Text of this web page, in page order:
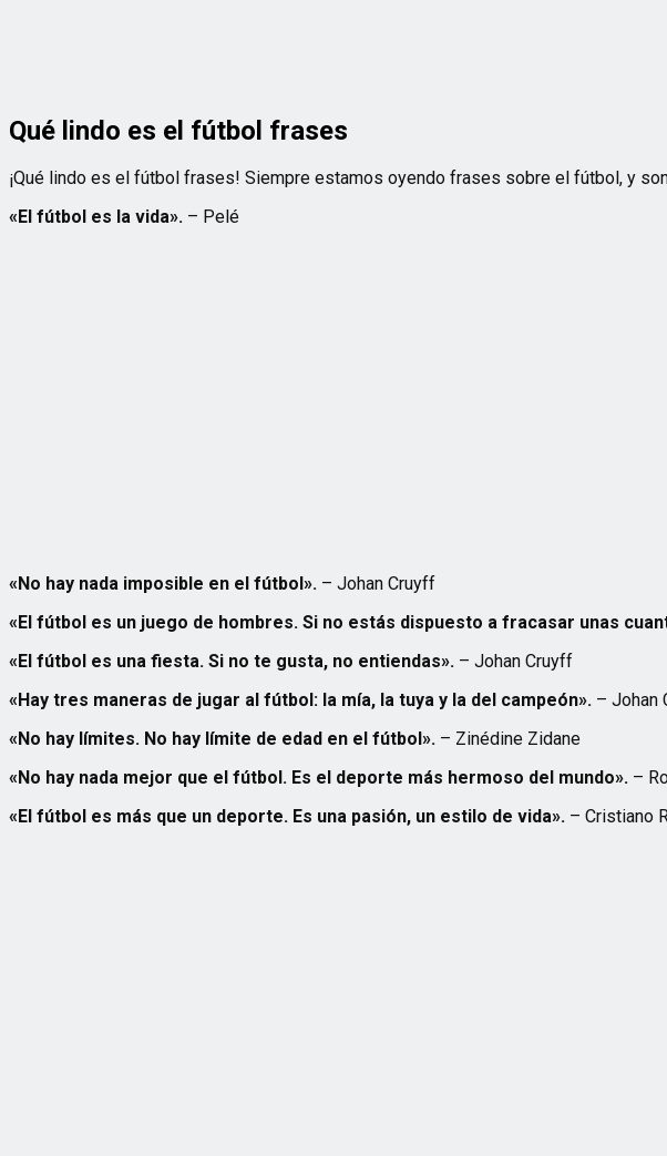
Qué lindo es el fútbol frases
¡Qué lindo es el fútbol frases! Siempre estamos oyendo frases sobre el fútbol, y
«El fútbol es la vida». – Pelé
«No hay nada imposible en el fútbol». – Johan Cruyff
«El fútbol es un juego de hombres. Si no estás dispuesto a fracasar unas
«El fútbol es una fiesta. Si no te gusta, no entiendas». – Johan Cruyff
«Hay tres maneras de jugar al fútbol: la mía, la tuya y la del campeón». – Johan
«No hay límites. No hay límite de edad en el fútbol». – Zinédine Zidane
«No hay nada mejor que el fútbol. Es el deporte más hermoso del mundo». –
«El fútbol es más que un deporte. Es una pasión, un estilo de vida». – Cristiano